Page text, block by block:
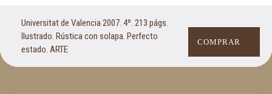
Universitat de Valencia 2007. 4º. 213 págs.
Ilustrado. Rústica con solapa. Perfecto
estado. ARTE
COMPRAR